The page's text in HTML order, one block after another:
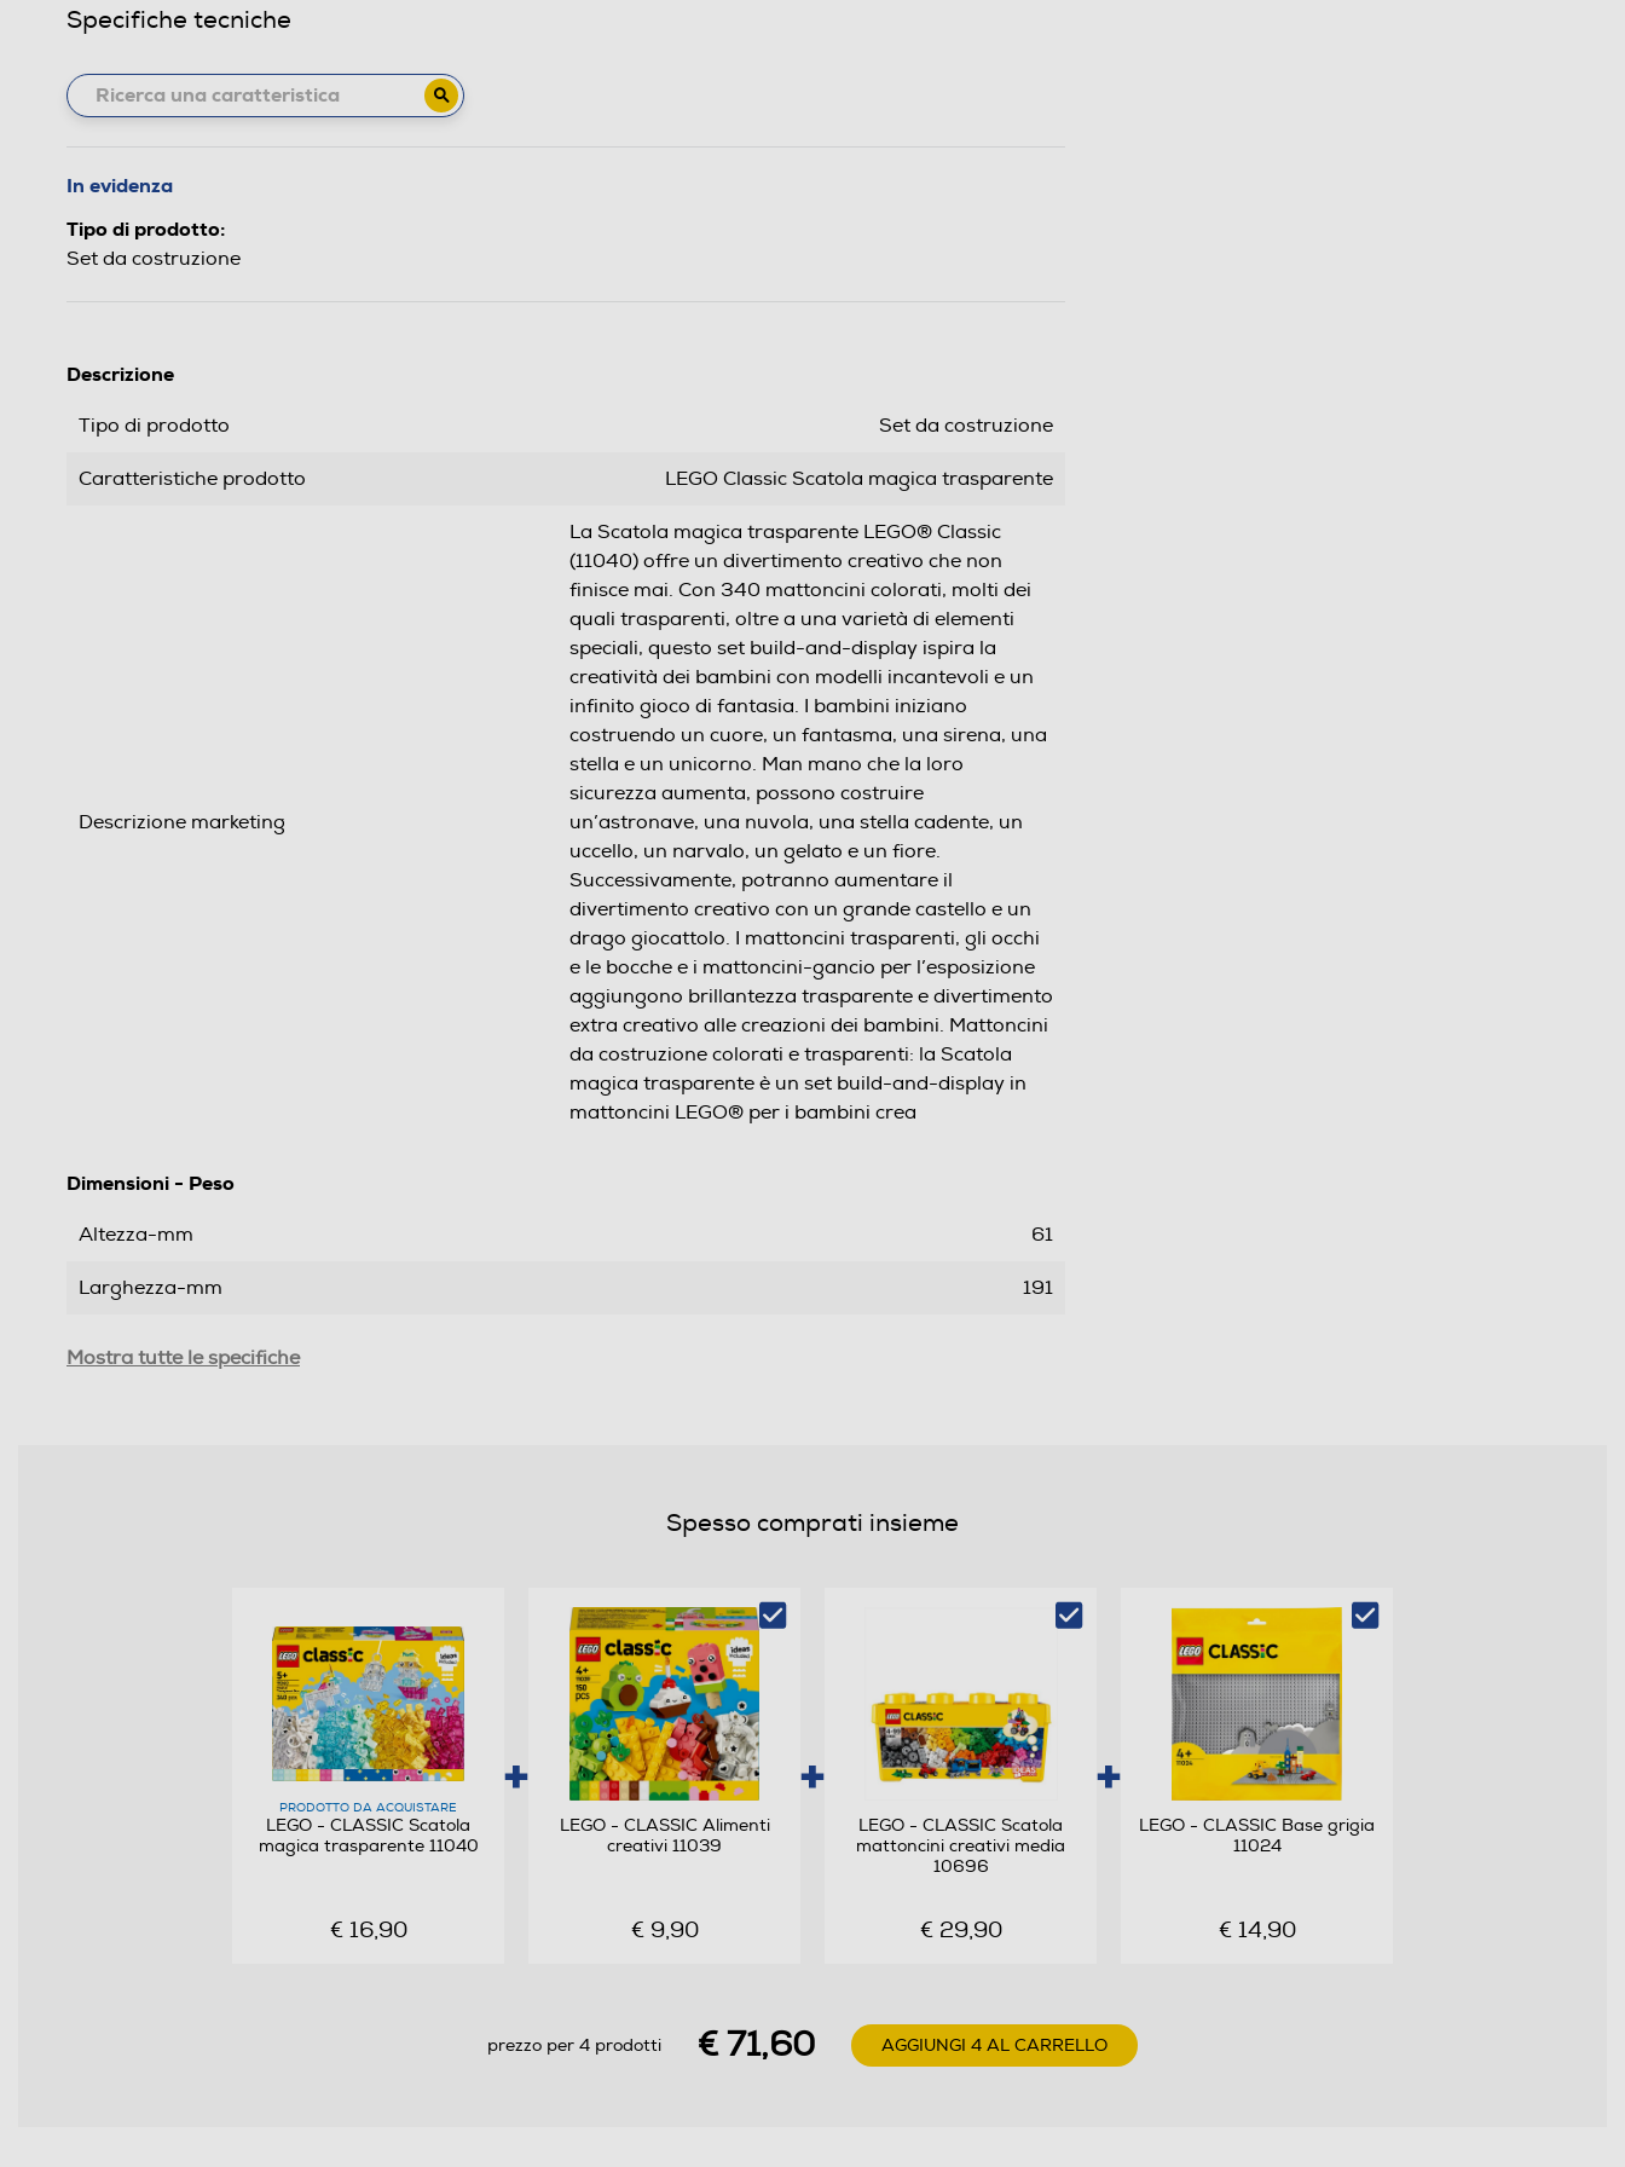
Specifiche tecniche
In evidenza
Tipo di prodotto:
Set da costruzione
Descrizione
Tipo di prodotto Set da costruzione
Caratteristiche prodotto LEGO Classic Scatola magica trasparente
Descrizione marketing
La Scatola magica trasparente LEGO® Classic
(11040) offre un divertimento creativo che non
finisce mai. Con 340 mattoncini colorati, molti dei
quali trasparenti, oltre a una varietà di elementi
speciali, questo set build-and-display ispira la
creatività dei bambini con modelli incantevoli e un
infinito gioco di fantasia. I bambini iniziano
costruendo un cuore, un fantasma, una sirena, una
stella e un unicorno. Man mano che la loro
sicurezza aumenta, possono costruire
un’astronave, una nuvola, una stella cadente, un
uccello, un narvalo, un gelato e un fiore.
Successivamente, potranno aumentare il
divertimento creativo con un grande castello e un
drago giocattolo. I mattoncini trasparenti, gli occhi
e le bocche e i mattoncini-gancio per l’esposizione
aggiungono brillantezza trasparente e divertimento
extra creativo alle creazioni dei bambini. Mattoncini
da costruzione colorati e trasparenti: la Scatola
magica trasparente è un set build-and-display in
mattoncini LEGO® per i bambini crea
Dimensioni - Peso
Altezza-mm 61
Larghezza-mm 191
Mostra tutte le specifiche
Spesso comprati insieme
PRODOTTO DA ACQUISTARE
LEGO - CLASSIC Scatola
magica trasparente 11040
€ 16,90
LEGO - CLASSIC Alimenti
creativi 11039
€ 9,90
LEGO - CLASSIC Scatola
mattoncini creativi media
10696
€ 29,90
LEGO - CLASSIC Base grigia
11024
€ 14,90
prezzo per 4 prodotti € 71,60 AGGIUNGI 4 AL CARRELLO